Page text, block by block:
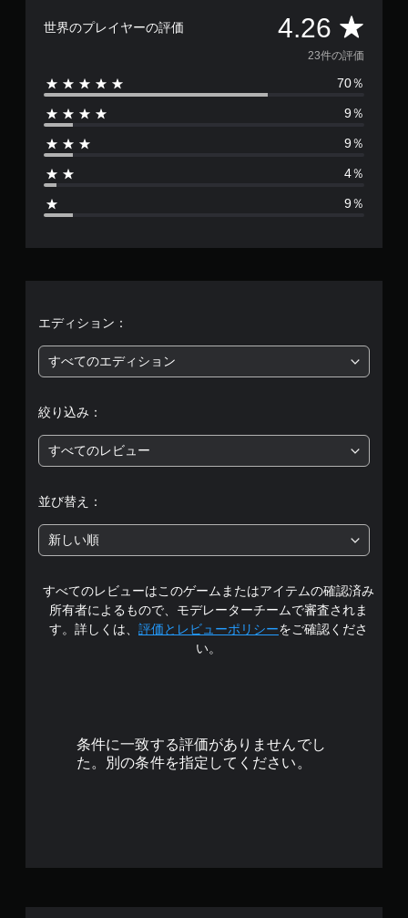
世界のプレイヤーの評価 4.26 評
価
数
は
3
価
5
段
中
の
4
.
23件の評価
70％
9％
9％
4％
9％
エディション：
すべてのエディション
絞り込み：
すべてのレビュー
並び替え：
新しい順
すべてのレビューはこのゲームまたはアイテムの確認済み
所有者によるもので、モデレーターチームで審査されま
す。詳しくは、 評価とレビューポリシーをご確認くださ
い。
条件に一致する評価がありませんでし
た。別の条件を指定してください。